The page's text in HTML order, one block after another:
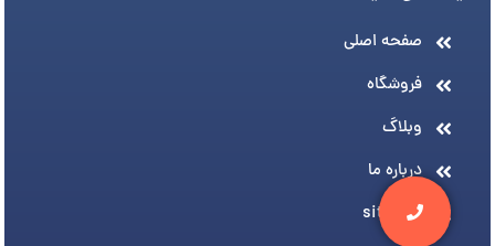
صفحه اصلی
فروشگاه
وبلاگ
درباره ما
sitemap